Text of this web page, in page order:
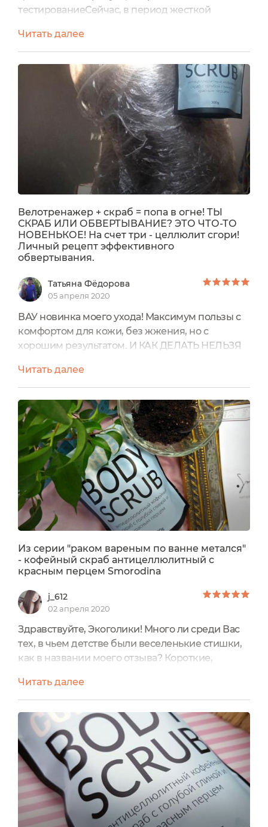
тестированиеСейчас, в период жесткой
собой, подтянуть свою расхлябанную зимними
булочками, борщами и пельмешками шкурку. И
если вас не посадили на жесткую удаленную
работу, так что ваша попа принимает форму
компьютерного стула, то этот герой - для
вас!! Представляю вам суперборца с...
Читать далее
Велотренажер + скраб = попа в огне! ТЫ
СКРАБ ИЛИ ОБВЕРТЫВАНИЕ? ЭТО ЧТО-ТО
НОВЕНЬКОЕ! На счет три - целлюлит сгори!
Личный рецепт эффективного
обвертывания.
Татьяна Фёдорова
05 апреля 2020
ВАУ новинка моего ухода! Максимум пользы с
комфортом для кожи, без жжения, но с
хорошим результатом. И КАК ДЕЛАТЬ НЕЛЬЗЯ
я давно на ты) И не смотря на то что у меня
варикоз вен, я уже выработала схему
безопасного использования с максимальным
эффектом!)Этот скраб хорош тем, что подходит
для терпеливых и не терпеливых людей) То
есть можно получить от него быстрый...
Читать далее
Из серии "раком вареным по ванне метался"
- кофейный скраб антицеллюлитный с
красным перцем Smorodina
j_612
02 апреля 2020
Здравствуйте, Экоголики! Много ли среди Вас
тех, в чьем детстве были веселенькие стишки,
как в названии моего отзыва? Короткие,
даже чуть жестковатые, но в целом - юморные.
В моем детстве таких хватало. И вот спустя
много лет бедный мальчик, метающийся по
ванне вареным раком, мне пришелся на ум
неспроста. Дело не в отсутствии холодной
воды, всё намного интереснее......
Читать далее